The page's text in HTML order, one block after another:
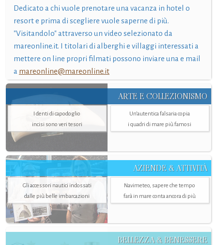
Dedicato a chi vuole prenotare una vacanza in hotel o
resort e prima di scegliere vuole saperne di più.
"Visitandolo" attraverso un video selezionato da
mareonline.it. I titolari di alberghi e villaggi interessati a
mettere on line propri filmati possono inviare una e mail
a mareonline@mareonline.it
ARTE E COLLEZIONISMO
I denti di capodoglio
incisi sono veri tesori
Un’autentica falsaria copia
i quadri di mare più famosi
AZIENDE & ATTIVITÀ
Gli accessori nautici indossati
dalle più belle imbarcazioni
Navimeteo, sapere che tempo
farà in mare conta ancora di più
BELLEZZA & BENESSERE